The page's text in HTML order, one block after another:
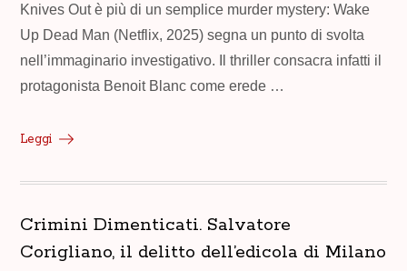
Knives Out è più di un semplice murder mystery: Wake
Up Dead Man (Netflix, 2025) segna un punto di svolta
nell’immaginario investigativo. Il thriller consacra infatti il
protagonista Benoit Blanc come erede …
Leggi
Crimini Dimenticati. Salvatore
Corigliano, il delitto dell’edicola di Milano